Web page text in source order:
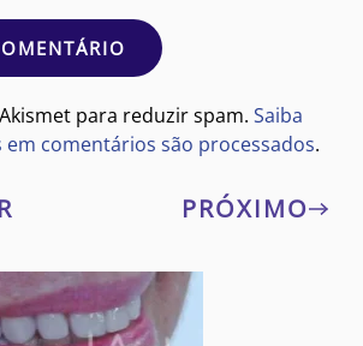
para reduzir spam. Saiba
em comentários são processados.
PRÓXIMO